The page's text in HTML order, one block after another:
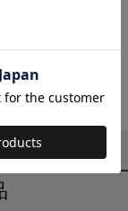
× BRILMY 中身が見
なう ズボラに優しい
込）